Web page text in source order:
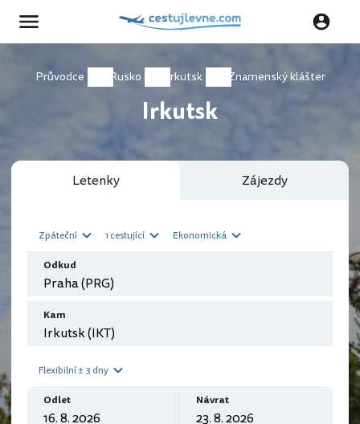
Průvodce Rusko Irkutsk Znamenský klášter
Irkutsk
Letenky Zájezdy
Zpáteční 1 cestující Ekonomická
Odkud
Kam
Flexibilní ± 3 dny
Odlet Návrat